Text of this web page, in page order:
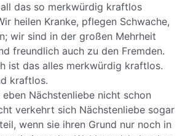
das so merkwürdig kraftlos
heilen Kranke, pflegen Schwache,
wir sind in der großen Mehrheit
freundlich auch zu den Fremden.
ist das alles merkwürdig kraftlos.
kraftlos.
Nächstenliebe nicht schon
verkehrt sich Nächstenliebe sogar
wenn sie ihren Grund nur noch in